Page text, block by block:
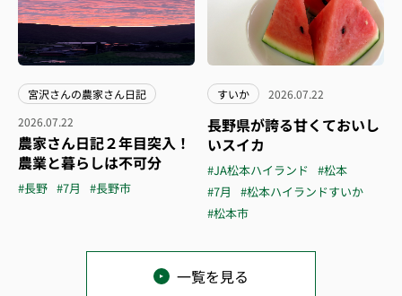
宮沢さんの農家さん日記
2026.07.22
農家さん日記２年目突入！
農業と暮らしは不可分
#長野 #7月 #長野市
すいか 2026.07.22
長野県が誇る甘くておいし
いスイカ
#JA松本ハイランド #松本
#7月
#松本ハイランドすいか
#松本市
一覧を見る